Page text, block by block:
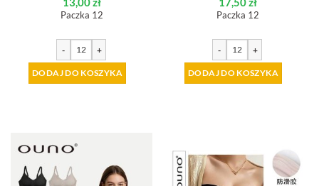
Paczka 12
- +
DODAJ DO KOSZYKA
Paczka 12
- +
DODAJ DO KOSZYKA